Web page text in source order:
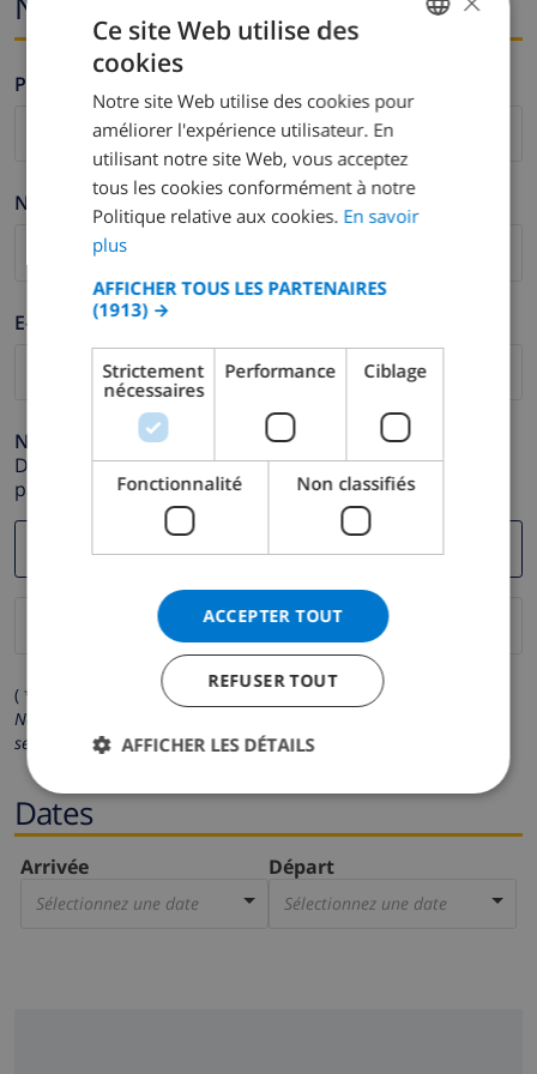
Prénom *
Nom de famille *
E-mail *
Numéro de téléphone *
Dans le cas où votre adresse e-mail ne fonctionnerait
pas correctement.
( * Les champs avec un astérisque sont obligatoires )
Nous respectons votre vie privée.
seront pas communiquées à des tiers.
Dates
Arrivée
Sélectionnez une date
Départ
Sélectionnez une date
DUTCH
SPANISH
GERMAN
DANISH
Ce site Web utilise des
cookies
Notre site Web utilise des cookies pour
améliorer l'expérience utilisateur. En
utilisant notre site Web, vous acceptez
tous les cookies conformément à notre
Politique relative aux cookies. En savoir
plus
AFFICHER TOUS LES PARTENAIRES
(1913) →
Strictement
nécessaires
Performance Ciblage
Fonctionnalité Non classifiés
ACCEPTER TOUT
REFUSER TOUT
AFFICHER LES DÉTAILS